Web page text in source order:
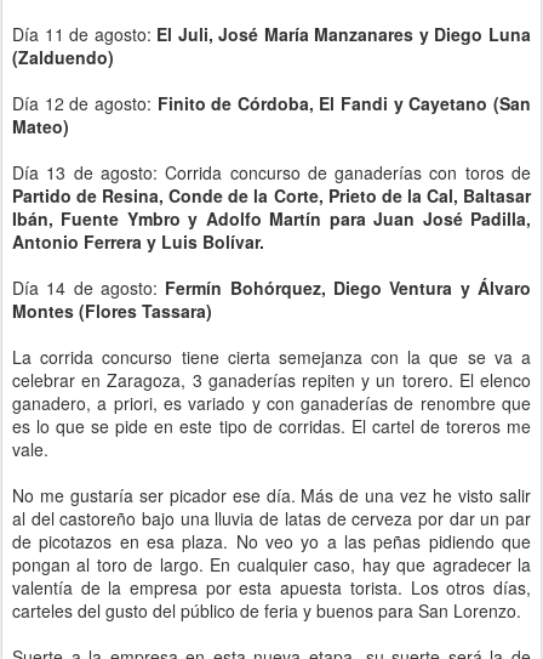
Día 11 de agosto: El Juli, José María Manzanares y Diego Luna
(Zalduendo)
Día 12 de agosto: Finito de Córdoba, El Fandi y Cayetano (San
Mateo)
Día 13 de agosto: Corrida concurso de ganaderías con toros de
Partido de Resina, Conde de la Corte, Prieto de la Cal, Baltasar
Ibán, Fuente Ymbro y Adolfo Martín para Juan José Padilla,
Antonio Ferrera y Luis Bolívar.
Día 14 de agosto: Fermín Bohórquez, Diego Ventura y Álvaro
Montes (Flores Tassara)
La corrida concurso tiene cierta semejanza con la que se va a
celebrar en Zaragoza, 3 ganaderías repiten y un torero. El elenco
ganadero, a priori, es variado y con ganaderías de renombre que
es lo que se pide en este tipo de corridas. El cartel de toreros me
vale.
No me gustaría ser picador ese día. Más de una vez he visto salir
al del castoreño bajo una lluvia de latas de cerveza por dar un par
de picotazos en esa plaza. No veo yo a las peñas pidiendo que
pongan al toro de largo. En cualquier caso, hay que agradecer la
valentía de la empresa por esta apuesta torista. Los otros días,
carteles del gusto del público de feria y buenos para San Lorenzo.